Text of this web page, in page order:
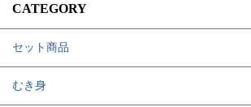
CATEGORY
セット商品
むき身